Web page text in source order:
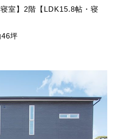
室】2階【LDK15.8帖・寝
坪